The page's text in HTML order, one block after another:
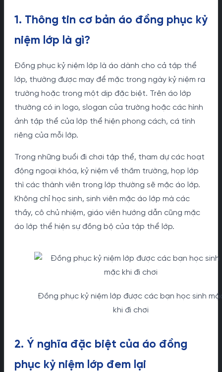
1. Thông tin cơ bản áo đồng phục kỷ
niệm lớp là gì?
Đồng phục kỷ niệm lớp là áo dành cho cả tập thể
lớp, thường được may để mặc trong ngày kỷ niệm ra
trường hoặc trong một dịp đặc biệt. Trên áo lớp
thường có in logo, slogan của trường hoặc các hình
ảnh tập thể của lớp thể hiện phong cách, cá tính
riêng của mỗi lớp.
Trong những buổi đi chơi tập thể, tham dự các hoạt
động ngoại khóa, kỷ niệm về thăm trường, họp lớp
thì các thành viên trong lớp thường sẽ mặc áo lớp.
Không chỉ học sinh, sinh viên mặc áo lớp mà các
thầy, cô chủ nhiệm, giáo viên hướng dẫn cũng mặc
áo lớp thể hiện sự đồng bộ của tập thể lớp.
Đồng phục kỷ niệm lớp được các bạn học sinh
khi đi chơi
2. Ý nghĩa đặc biệt của áo đồng
phục kỷ niệm lớp đem lại